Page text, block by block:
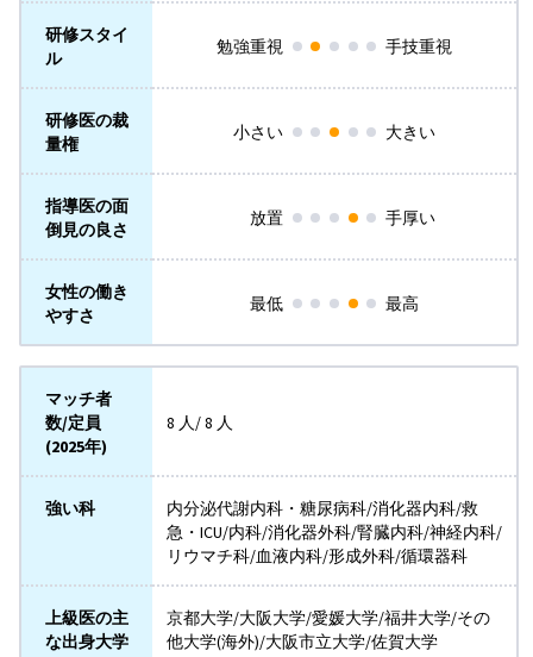
研修スタイ
ル
勉強重視 手技重視
研修医の裁
量権
小さい 大きい
指導医の面
倒見の良さ
放置 手厚い
女性の働き
やすさ
最低 最高
マッチ者
数/定員
(2025年)
8 人/ 8 人
強い科
内分泌代謝内科・糖尿病科/消化器内科/救
急・ICU/内科/消化器外科/腎臓内科/神経内科/
リウマチ科/血液内科/形成外科/循環器科
上級医の主
な出身大学
京都大学/大阪大学/愛媛大学/福井大学/その
他大学(海外)/大阪市立大学/佐賀大学